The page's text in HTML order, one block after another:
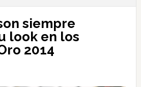
siempre
look en los
2014